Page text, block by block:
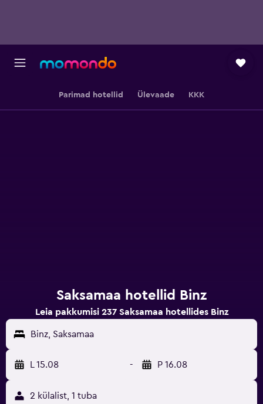
Parimad hotellid Ülevaade KKK
Saksamaa hotellid Binz
Leia pakkumisi 237 Saksamaa hotellides Binz
Binz, Saksamaa
L 15.08 - P 16.08
2 külalist, 1 tuba